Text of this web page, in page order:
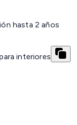
hasta 2 años
interiores